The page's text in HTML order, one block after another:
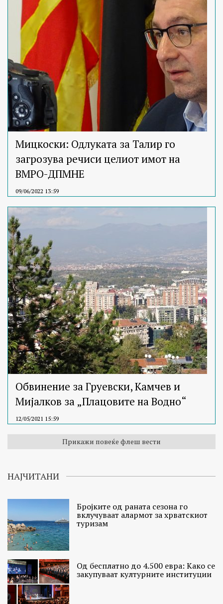
Мицкоски: Одлуката за Талир го
загрозува речиси целиот имот на
ВМРО-ДПМНЕ
09/06/2022 13:59
Обвинение за Груевски, Камчев и
Мијалков за „Плацовите на Водно“
12/05/2021 15:59
Прикажи повеќе флеш вести
НАЈЧИТАНИ
Бројките од раната сезона го
вклучуваат алармот за хрватскиот
туризам
Од бесплатно до 4.500 евра: Како се
закупуваат културните институции